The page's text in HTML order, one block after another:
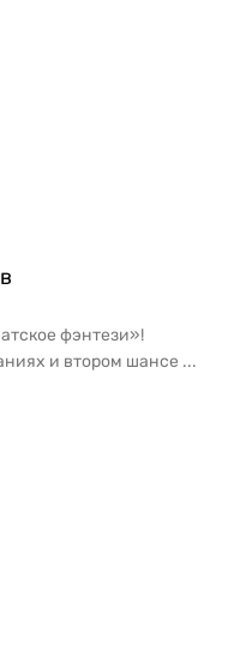
фэнтези»!
и втором шансе ...